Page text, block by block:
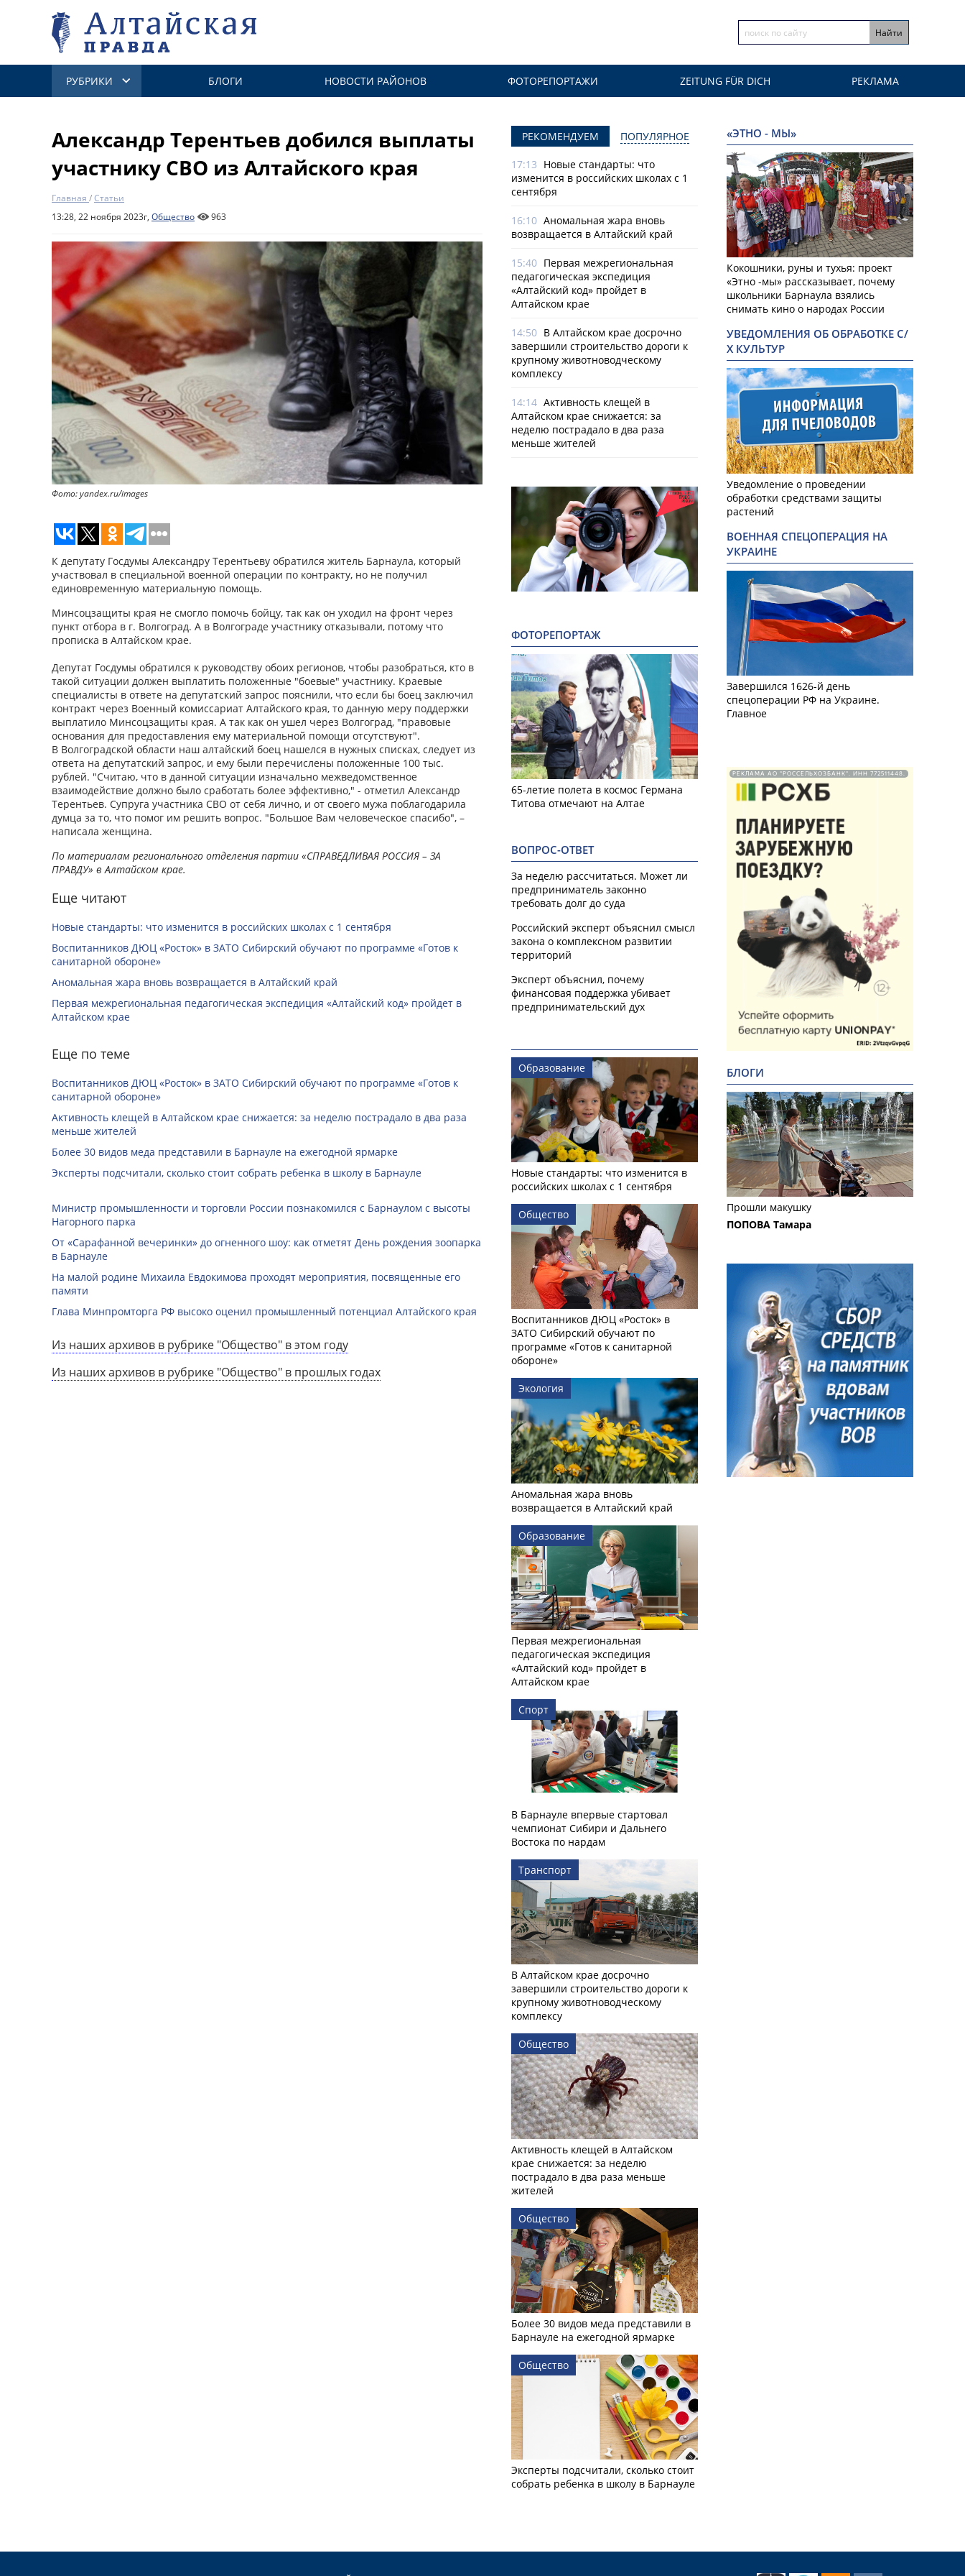
РУБРИКИ БЛОГИ НОВОСТИ РАЙОНОВ ФОТОРЕПОРТАЖИ ZEITUNG FÜR DICH РЕКЛАМА
Александр Терентьев добился выплаты
участнику СВО из Алтайского края
Главная /Статьи
13:28, 22 ноября 2023г, Общество 963
Фото: yandex.ru/images
К депутату Госдумы Александру Терентьеву обратился житель Барнаула, который
участвовал в специальной военной операции по контракту, но не получил
единовременную материальную помощь.
Минсоцзащиты края не смогло помочь бойцу, так как он уходил на фронт через
пункт отбора в г. Волгоград. А в Волгограде участнику отказывали, потому что
прописка в Алтайском крае.
Депутат Госдумы обратился к руководству обоих регионов, чтобы разобраться, кто в
такой ситуации должен выплатить положенные "боевые" участнику. Краевые
специалисты в ответе на депутатский запрос пояснили, что если бы боец заключил
контракт через Военный комиссариат Алтайского края, то данную меру поддержки
выплатило Минсоцзащиты края. А так как он ушел через Волгоград, "правовые
основания для предоставления ему материальной помощи отсутствуют".
В Волгоградской области наш алтайский боец нашелся в нужных списках, следует из
ответа на депутатский запрос, и ему были перечислены положенные 100 тыс.
рублей. "Считаю, что в данной ситуации изначально межведомственное
взаимодействие должно было сработать более эффективно," - отметил Александр
Терентьев. Супруга участника СВО от себя лично, и от своего мужа поблагодарила
думца за то, что помог им решить вопрос. "Большое Вам человеческое спасибо", –
написала женщина.
По материалам регионального отделения партии «СПРАВЕДЛИВАЯ РОССИЯ – ЗА
ПРАВДУ» в Алтайском крае.
Еще читают
Новые стандарты: что изменится в российских школах с 1 сентября
Воспитанников ДЮЦ «Росток» в ЗАТО Сибирский обучают по программе «Готов к
санитарной обороне»
Аномальная жара вновь возвращается в Алтайский край
Первая межрегиональная педагогическая экспедиция «Алтайский код» пройдет в
Алтайском крае
Еще по теме
Воспитанников ДЮЦ «Росток» в ЗАТО Сибирский обучают по программе «Готов к
санитарной обороне»
Активность клещей в Алтайском крае снижается: за неделю пострадало в два раза
меньше жителей
Более 30 видов меда представили в Барнауле на ежегодной ярмарке
Эксперты подсчитали, сколько стоит собрать ребенка в школу в Барнауле
Министр промышленности и торговли России познакомился с Барнаулом с высоты
Нагорного парка
От «Сарафанной вечеринки» до огненного шоу: как отметят День рождения зоопарка
в Барнауле
На малой родине Михаила Евдокимова проходят мероприятия, посвященные его
памяти
Глава Минпромторга РФ высоко оценил промышленный потенциал Алтайского края
Из наших архивов в рубрике "Общество" в этом году
Из наших архивов в рубрике "Общество" в прошлых годах
РЕКОМЕНДУЕМ ПОПУЛЯРНОЕ
17:13 Новые стандарты: что
изменится в российских школах с 1
сентября
16:10 Аномальная жара вновь
возвращается в Алтайский край
15:40 Первая межрегиональная
педагогическая экспедиция
«Алтайский код» пройдет в
Алтайском крае
14:50 В Алтайском крае досрочно
завершили строительство дороги к
крупному животноводческому
комплексу
14:14 Активность клещей в
Алтайском крае снижается: за
неделю пострадало в два раза
меньше жителей
ФОТОРЕПОРТАЖ
65-летие полета в космос Германа
Титова отмечают на Алтае
ВОПРОС-ОТВЕТ
За неделю рассчитаться. Может ли
предприниматель законно
требовать долг до суда
Российский эксперт объяснил смысл
закона о комплексном развитии
территорий
Эксперт объяснил, почему
финансовая поддержка убивает
предпринимательский дух
Образование
Новые стандарты: что изменится в
российских школах с 1 сентября
Общество
Воспитанников ДЮЦ «Росток» в
ЗАТО Сибирский обучают по
программе «Готов к санитарной
обороне»
Экология
Аномальная жара вновь
возвращается в Алтайский край
Образование
Первая межрегиональная
педагогическая экспедиция
«Алтайский код» пройдет в
Алтайском крае
Спорт
В Барнауле впервые стартовал
чемпионат Сибири и Дальнего
Востока по нардам
Транспорт
В Алтайском крае досрочно
завершили строительство дороги к
крупному животноводческому
комплексу
Общество
Активность клещей в Алтайском
крае снижается: за неделю
пострадало в два раза меньше
жителей
Общество
Более 30 видов меда представили в
Барнауле на ежегодной ярмарке
Общество
Эксперты подсчитали, сколько стоит
собрать ребенка в школу в Барнауле
«ЭТНО - МЫ»
Кокошники, руны и тухья: проект
«Этно -мы» рассказывает, почему
школьники Барнаула взялись
снимать кино о народах России
УВЕДОМЛЕНИЯ ОБ ОБРАБОТКЕ С/
Х КУЛЬТУР
Уведомление о проведении
обработки средствами защиты
растений
ВОЕННАЯ СПЕЦОПЕРАЦИЯ НА
УКРАИНЕ
Завершился 1626-й день
спецоперации РФ на Украине.
Главное
РЕКЛАМА АО "РОССЕЛЬХОЗБАНК". ИНН 772511448.
БЛОГИ
Прошли макушку
ПОПОВА Тамара